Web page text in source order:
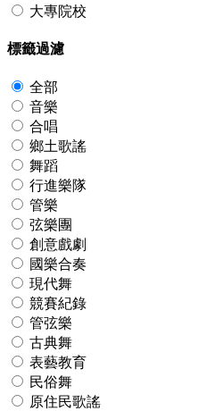
大專院校
標籤過濾
全部
音樂
合唱
鄉土歌謠
舞蹈
行進樂隊
管樂
弦樂團
創意戲劇
國樂合奏
現代舞
競賽紀錄
管弦樂
古典舞
表藝教育
民俗舞
原住民歌謠